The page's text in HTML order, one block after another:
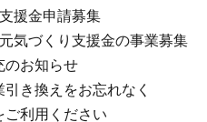
援金申請募集
気づくり支援金の事業募集
のお知らせ
き換えをお忘れなく
ご利用ください